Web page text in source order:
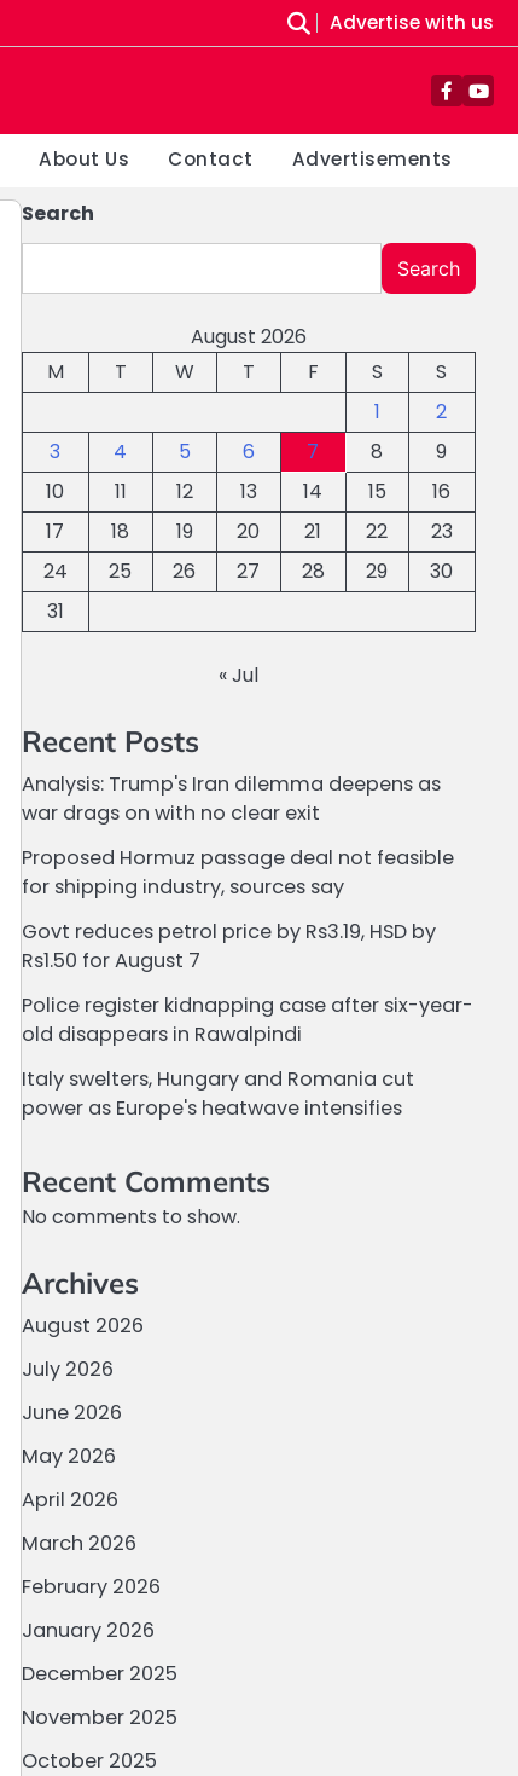
Advertise with us
About Us Contact Advertisements
Search
Search
August 2026
M
T W T F S
S
1
2
3
4 5 6 7 8
9
10
11 12 13 14 15
16
17
18 19 20 21 22
23
24
25 26 27 28 29
30
31
« Jul
Recent Posts
Analysis: Trump's Iran dilemma deepens as
war drags on with no clear exit
Proposed Hormuz passage deal not feasible
for shipping industry, sources say
Govt reduces petrol price by Rs3.19, HSD by
Rs1.50 for August 7
Police register kidnapping case after six-year-
old disappears in Rawalpindi
Italy swelters, Hungary and Romania cut
power as Europe's heatwave intensifies
Recent Comments
No comments to show.
Archives
August 2026
July 2026
June 2026
May 2026
April 2026
March 2026
February 2026
January 2026
December 2025
November 2025
October 2025